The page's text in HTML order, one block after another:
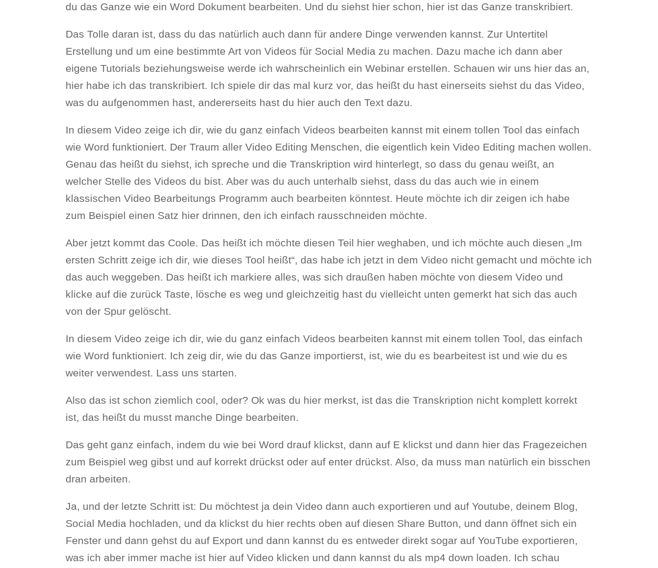
du das Ganze wie ein Word Dokument bearbeiten. Und du siehst hier schon, hier ist das Ganze transkribiert.
Das Tolle daran ist, dass du das natürlich auch dann für andere Dinge verwenden kannst. Zur Untertitel
Erstellung und um eine bestimmte Art von Videos für Social Media zu machen. Dazu mache ich dann aber
eigene Tutorials beziehungsweise werde ich wahrscheinlich ein Webinar erstellen. Schauen wir uns hier das an,
hier habe ich das transkribiert. Ich spiele dir das mal kurz vor, das heißt du hast einerseits siehst du das Video,
was du aufgenommen hast, andererseits hast du hier auch den Text dazu.
In diesem Video zeige ich dir, wie du ganz einfach Videos bearbeiten kannst mit einem tollen Tool das einfach
wie Word funktioniert. Der Traum aller Video Editing Menschen, die eigentlich kein Video Editing machen wollen.
Genau das heißt du siehst, ich spreche und die Transkription wird hinterlegt, so dass du genau weißt, an
welcher Stelle des Videos du bist. Aber was du auch unterhalb siehst, dass du das auch wie in einem
klassischen Video Bearbeitungs Programm auch bearbeiten könntest. Heute möchte ich dir zeigen ich habe
zum Beispiel einen Satz hier drinnen, den ich einfach rausschneiden möchte.
Aber jetzt kommt das Coole. Das heißt ich möchte diesen Teil hier weghaben, und ich möchte auch diesen „Im
ersten Schritt zeige ich dir, wie dieses Tool heißt“, das habe ich jetzt in dem Video nicht gemacht und möchte ich
das auch weggeben. Das heißt ich markiere alles, was sich draußen haben möchte von diesem Video und
klicke auf die zurück Taste, lösche es weg und gleichzeitig hast du vielleicht unten gemerkt hat sich das auch
von der Spur gelöscht.
In diesem Video zeige ich dir, wie du ganz einfach Videos bearbeiten kannst mit einem tollen Tool, das einfach
wie Word funktioniert. Ich zeig dir, wie du das Ganze importierst, ist, wie du es bearbeitest ist und wie du es
weiter verwendest. Lass uns starten.
Also das ist schon ziemlich cool, oder? Ok was du hier merkst, ist das die Transkription nicht komplett korrekt
ist, das heißt du musst manche Dinge bearbeiten.
Das geht ganz einfach, indem du wie bei Word drauf klickst, dann auf E klickst und dann hier das Fragezeichen
zum Beispiel weg gibst und auf korrekt drückst oder auf enter drückst. Also, da muss man natürlich ein bisschen
dran arbeiten.
Ja, und der letzte Schritt ist: Du möchtest ja dein Video dann auch exportieren und auf Youtube, deinem Blog,
Social Media hochladen, und da klickst du hier rechts oben auf diesen Share Button, und dann öffnet sich ein
Fenster und dann gehst du auf Export und dann kannst du es entweder direkt sogar auf YouTube exportieren,
was ich aber immer mache ist hier auf Video klicken und dann kannst du als mp4 down loaden. Ich schau